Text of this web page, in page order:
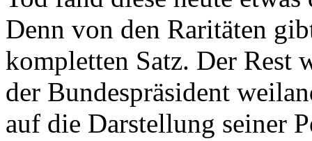
Denn von den Raritäten
kompletten Satz. Der Rest
der Bundespräsident
auf die Darstellung seiner